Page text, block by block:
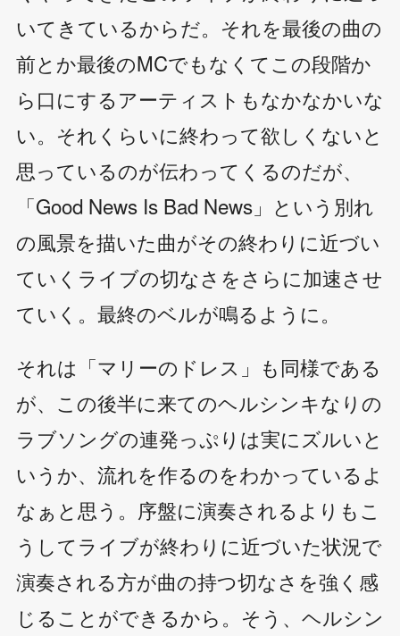
いてきているからだ。それを最後の曲の
前とか最後のMCでもなくてこの段階か
ら口にするアーティストもなかなかいな
い。それくらいに終わって欲しくないと
思っているのが伝わってくるのだが、
「Good News Is Bad News」という別れ
の風景を描いた曲がその終わりに近づい
ていくライブの切なさをさらに加速させ
ていく。最終のベルが鳴るように。
それは「マリーのドレス」も同様である
が、この後半に来てのヘルシンキなりの
ラブソングの連発っぷりは実にズルいと
いうか、流れを作るのをわかっているよ
なぁと思う。序盤に演奏されるよりもこ
うしてライブが終わりに近づいた状況で
演奏される方が曲の持つ切なさを強く感
じることができるから。そう、ヘルシン